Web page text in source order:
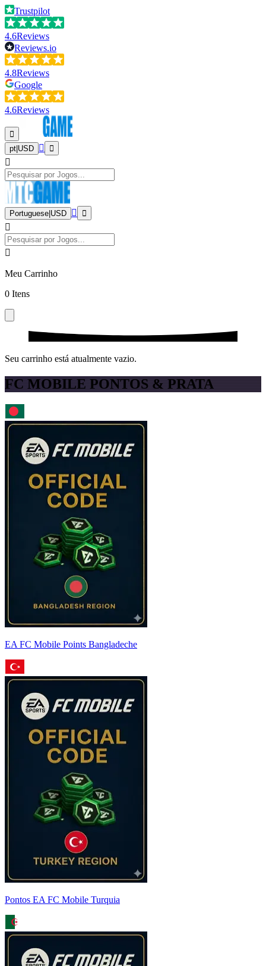
Trustpilot
4.6Reviews
Reviews.io
4.8Reviews
Google
4.6Reviews
pt USD
Portuguese USD
Meu Carrinho
0 Itens
Seu carrinho está atualmente vazio.
FC MOBILE PONTOS & PRATA
EA FC Mobile Points Bangladeche
Pontos EA FC Mobile Turquia